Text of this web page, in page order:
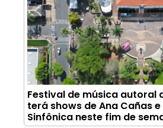
Festival de música autoral
terá shows de Ana Cañas
Sinfônica neste fim de